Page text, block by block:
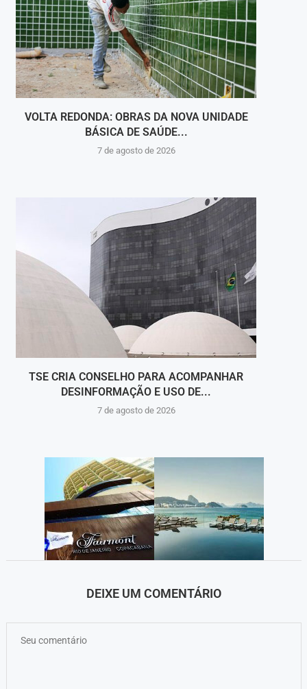
VOLTA REDONDA: OBRAS DA NOVA UNIDADE
BÁSICA DE SAÚDE...
7 de agosto de 2026
TSE CRIA CONSELHO PARA ACOMPANHAR
DESINFORMAÇÃO E USO DE...
7 de agosto de 2026
DEIXE UM COMENTÁRIO